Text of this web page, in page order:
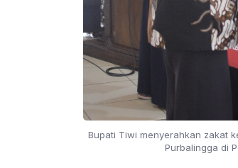
Bupati Tiwi menyerahkan zakat
Purbalingga di